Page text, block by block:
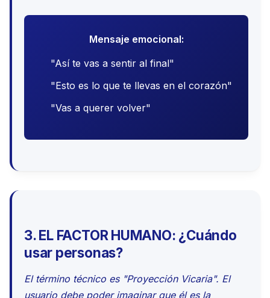
Mensaje emocional:
"Así te vas a sentir al final"
"Esto es lo que te llevas en el corazón"
"Vas a querer volver"
3. EL FACTOR HUMANO: ¿Cuándo
usar personas?
El término técnico es "Proyección Vicaria". El
usuario debe poder imaginar que él es la